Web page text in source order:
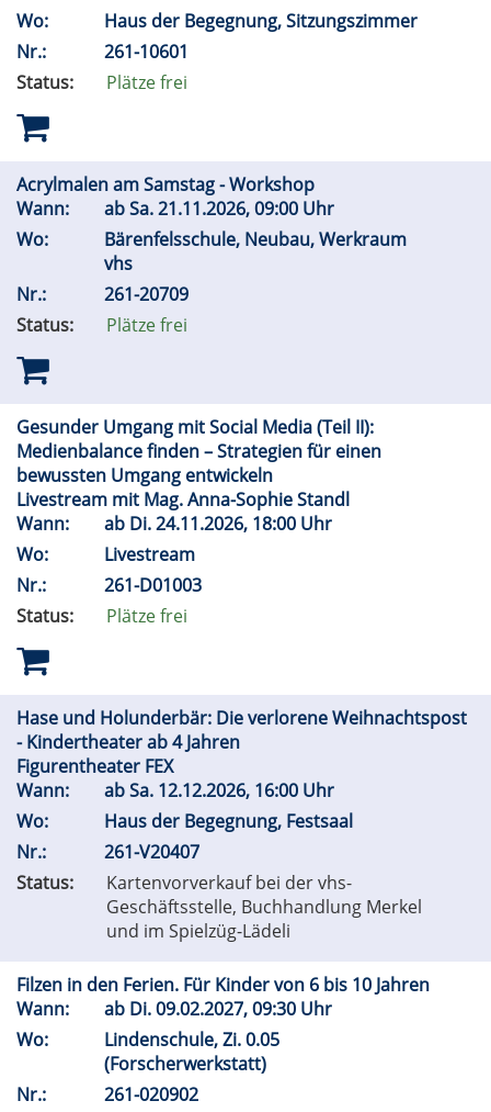
Wo:
Haus der Begegnung, Sitzungszimmer
Nr.:
261-10601
Status:
Plätze frei
Acrylmalen am Samstag - Workshop
Wann:
abSa.21.11.2026, 09:00 Uhr
Wo:
Bärenfelsschule, Neubau, Werkraum
vhs
Nr.:
261-20709
Status:
Plätze frei
Gesunder Umgang mit Social Media (Teil II):
Medienbalance finden – Strategien für einen
bewussten Umgang entwickeln
Livestream mit Mag. Anna-Sophie Standl
Wann:
ab Di.24.11.2026, 18:00 Uhr
Wo:
Livestream
Nr.:
261-D01003
Status:
Plätze frei
Hase und Holunderbär: Die verlorene Weihnachtspost
- Kindertheater ab 4 Jahren
Figurentheater FEX
Wann:
abSa. 12.12.2026, 16:00 Uhr
Wo:
Haus der Begegnung, Festsaal
Nr.:
261-V20407
Status:
Kartenvorverkauf bei der vhs-
Geschäftsstelle, Buchhandlung Merkel
und im Spielzüg-Lädeli
Filzen in den Ferien. Für Kinder von 6 bis 10 Jahren
Wann:
ab Di.09.02.2027, 09:30 Uhr
Wo:
Lindenschule, Zi. 0.05
(Forscherwerkstatt)
Nr.:
261-020902